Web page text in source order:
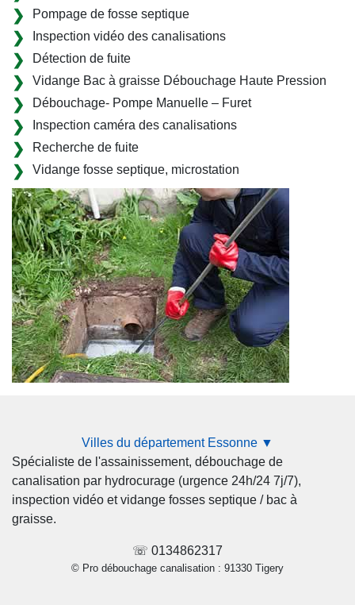
Pompage de fosse septique
Inspection vidéo des canalisations
Détection de fuite
Vidange Bac à graisse Débouchage Haute Pression
Débouchage- Pompe Manuelle – Furet
Inspection caméra des canalisations
Recherche de fuite
Vidange fosse septique, microstation
Villes du département Essonne ▼
Spécialiste de l'assainissement, débouchage de
canalisation par hydrocurage (urgence 24h/24 7j/7),
inspection vidéo et vidange fosses septique / bac à
graisse.
☏ 0134862317
© Pro débouchage canalisation : 91330 Tigery